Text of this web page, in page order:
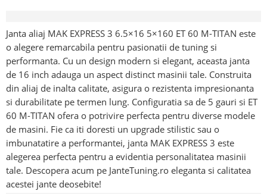
Janta aliaj MAK EXPRESS 3 6.5×16 5×160 ET 60 M-TITAN este
o alegere remarcabila pentru pasionatii de tuning si
performanta. Cu un design modern si elegant, aceasta janta
de 16 inch adauga un aspect distinct masinii tale. Construita
din aliaj de inalta calitate, asigura o rezistenta impresionanta
si durabilitate pe termen lung. Configuratia sa de 5 gauri si ET
60 M-TITAN ofera o potrivire perfecta pentru diverse modele
de masini. Fie ca iti doresti un upgrade stilistic sau o
imbunatatire a performantei, janta MAK EXPRESS 3 este
alegerea perfecta pentru a evidentia personalitatea masinii
tale. Descopera acum pe JanteTuning.ro eleganta si calitatea
acestei jante deosebite!